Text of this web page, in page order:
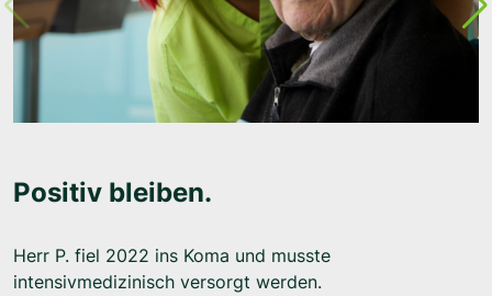
Positiv bleiben.
Herr P. fiel 2022 ins Koma und musste
intensivmedizinisch versorgt werden.